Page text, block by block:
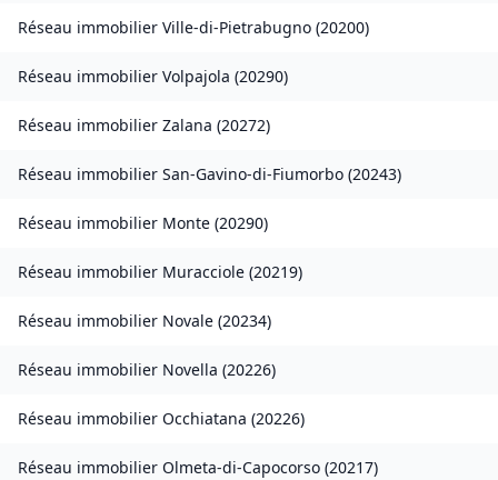
Réseau immobilier Ville-di-Pietrabugno (20200)
Réseau immobilier Volpajola (20290)
Réseau immobilier Zalana (20272)
Réseau immobilier San-Gavino-di-Fiumorbo (20243)
Réseau immobilier Monte (20290)
Réseau immobilier Muracciole (20219)
Réseau immobilier Novale (20234)
Réseau immobilier Novella (20226)
Réseau immobilier Occhiatana (20226)
Réseau immobilier Olmeta-di-Capocorso (20217)